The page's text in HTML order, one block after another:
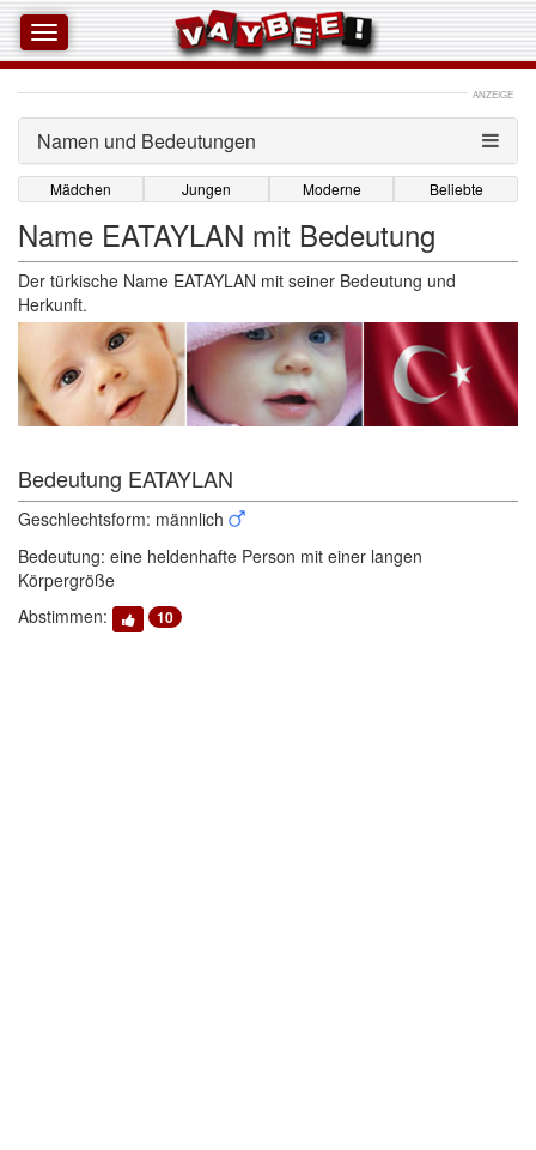
ANZEIGE
Namen und Bedeutungen
Mädchen Jungen Moderne Beliebte
Name EATAYLAN mit Bedeutung
Der türkische Name EATAYLAN mit seiner Bedeutung und
Herkunft.
Bedeutung EATAYLAN
Geschlechtsform: männlich
Bedeutung: eine heldenhafte Person mit einer langen
Körpergröße
Abstimmen:
10